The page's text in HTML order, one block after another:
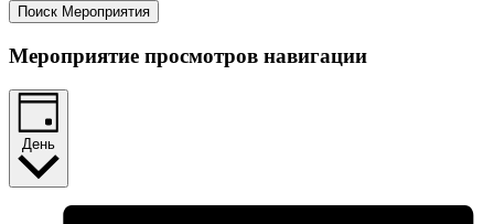
Поиск Мероприятия
Мероприятие просмотров навигации
День